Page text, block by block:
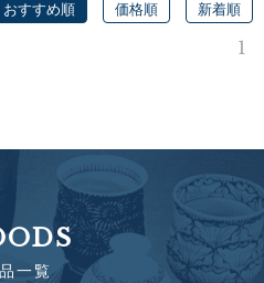
おすすめ順 価格順 新着順
1
一覧